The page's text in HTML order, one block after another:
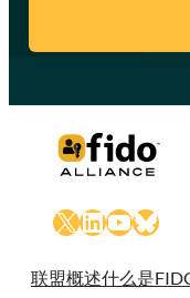
X LinkedIn
YouTube
联盟概述什么是